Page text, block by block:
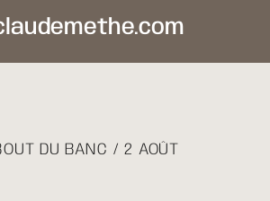
DU BANC / 2 AOÛT